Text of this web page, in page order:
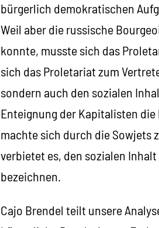
bürgerlich demokratischen
Weil aber die russische
konnte, musste sich das
sich das Proletariat zum
sondern auch den sozialen
Enteignung der Kapitalisten
machte sich durch die Sowjets
verbietet es, den sozialen
bezeichnen.
Cajo Brendel teilt unsere